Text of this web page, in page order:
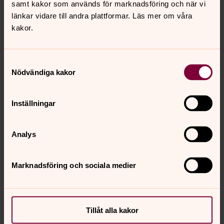
samt kakor som används för marknadsföring och när vi
länkar vidare till andra plattformar. Läs mer om våra
kakor.
Nödvändiga kakor
Inställningar
Analys
Marknadsföring och sociala medier
Tillåt alla kakor
efterföljs av föredrag om stjärnor av astronomen Martin
Sahlén.
Kyrkoherde Sofia församling
Vill du prenumerera på nyhetsbrevet? Skicka ett mejl till
postadress. Skriv ”Nyhetsbrev” i ämnesraden.
Synpunkter eller frågor på sidans